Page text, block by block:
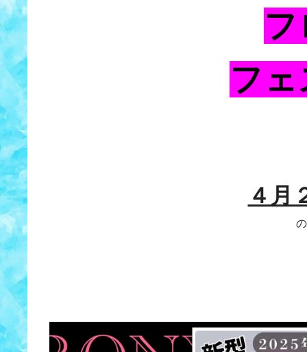
フ
４月